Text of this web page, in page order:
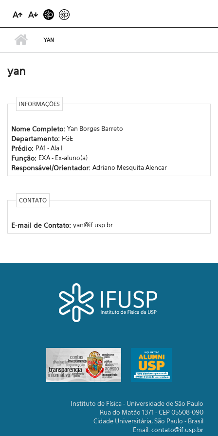
YAN
yan
INFORMAÇÕES
Nome Completo:Yan Borges Barreto
Departamento: FGE
Prédio: PA1 - Ala I
Função: EXA - Ex-aluno(a)
Responsável/Orientador: Adriano Mesquita Alencar
CONTATO
E-mail de Contato: yan@if.usp.br
Instituto de Física - Universidade de São Paulo
Rua do Matão 1371 - CEP 05508-090
Cidade Universitária, São Paulo - Brasil
Email:contato@if.usp.br